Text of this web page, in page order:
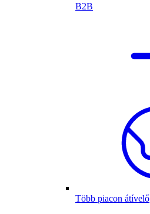
B2B
Több piacon átívelő